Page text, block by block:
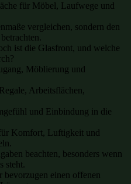
für Möbel, Laufwege und
vergleichen, sondern den
ist die Glasfront, und welche
Möblierung und
Arbeitsflächen,
und Einbindung in die
Komfort, Luftigkeit und
beachten, besonders wenn
steht.
bevorzugen einen offenen